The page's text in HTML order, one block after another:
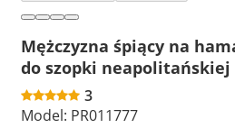
Mężczyzna śpiący na
do szopki neapolitańskiej
3
Model: PR011777